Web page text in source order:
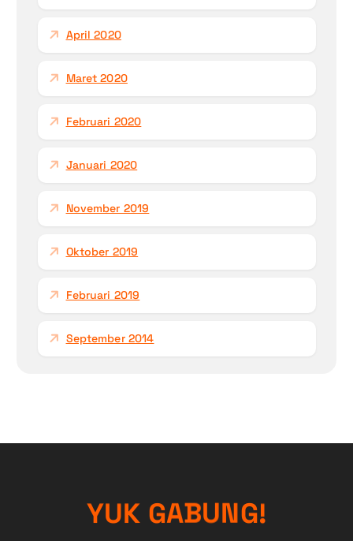
April 2020
Maret 2020
Februari 2020
Januari 2020
November 2019
Oktober 2019
Februari 2019
September 2014
YUK GABUNG!